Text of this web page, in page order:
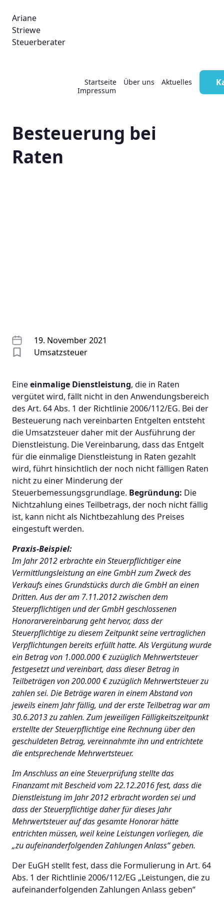
Ariane
Striewe
Steuerberater
Startseite Über uns Aktuelles
Impressum
Umsatzsteuer:
Besteuerung bei
Raten
19. November 2021
Umsatzsteuer
Eineeinmalige Dienstleistung, die in Raten
vergütet wird, fällt nicht in den Anwendungsbereich
des Art. 64 Abs. 1 der Richtlinie 2006/112/EG. Bei der
Besteuerung nach vereinbarten Entgelten entsteht
die Umsatzsteuer daher mit der Ausführung der
Dienstleistung. Die Vereinbarung, dass das Entgelt
für die einmalige Dienstleistung in Raten gezahlt
wird, führt hinsichtlich der noch nicht fälligen Raten
nicht zu einer Minderung der
Steuerbemessungsgrundlage. Begründung: Die
Nichtzahlung eines Teilbetrags, der noch nicht fällig
ist, kann nicht als Nichtbezahlung des Preises
eingestuft werden.
Praxis-Beispiel:
Im Jahr 2012 erbrachte ein Steuerpflichtiger eine
Vermittlungsleistung an eine GmbH zum Zweck des
Verkaufs eines Grundstücks durch die GmbH an einen
Dritten. Aus der am 7.11.2012 zwischen dem
Steuerpflichtigen und der GmbH geschlossenen
Honorarvereinbarung geht hervor, dass der
Steuerpflichtige zu diesem Zeitpunkt seine vertraglichen
Verpflichtungen bereits erfüllt hatte. Als Vergütung wurde
ein Betrag von 1.000.000 € zuzüglich Mehrwertsteuer
festgesetzt und vereinbart, dass dieser Betrag in
Teilbeträgen von 200.000 € zuzüglich Mehrwertsteuer zu
zahlen sei. Die Beträge waren in einem Abstand von
jeweils einem Jahr fällig, und der erste Teilbetrag war am
30.6.2013 zu zahlen. Zum jeweiligen Fälligkeitszeitpunkt
erstellte der Steuerpflichtige eine Rechnung über den
geschuldeten Betrag, vereinnahmte ihn und entrichtete
die entsprechende Mehrwertsteuer.
Im Anschluss an eine Steuerprüfung stellte das
Finanzamt mit Bescheid vom 22.12.2016 fest, dass die
Dienstleistung im Jahr 2012 erbracht worden sei und
dass der Steuerpflichtige daher für dieses Jahr
Mehrwertsteuer auf das gesamte Honorar hätte
entrichten müssen, weil keine Leistungen vorliegen, die
„zu aufeinanderfolgenden Zahlungen Anlass“ geben.
Der EuGH stellt fest, dass die Formulierung in Art. 64
Abs. 1 der Richtlinie 2006/112/EG „Leistungen, die zu
aufeinanderfolgenden Zahlungen Anlass geben“